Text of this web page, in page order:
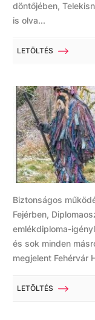
döntőjében,
is olva...
LETÖLTÉS
Biztonságos
Fejérben,
emlékdiploma-
és sok minden
megjelent Fehérvár
LETÖLTÉS